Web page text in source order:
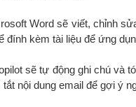
Word sẽ viết, chỉnh
đính kèm tài liệu để ứng
sẽ tự động ghi chú và
nội dung email để gợi ý